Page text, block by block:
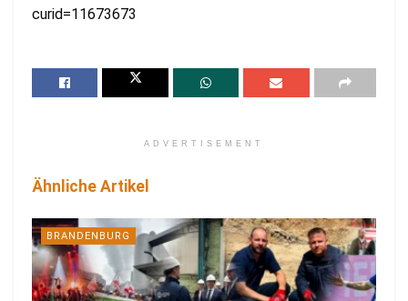
curid=11673673
ADVERTISEMENT
Ähnliche Artikel
BRANDENBURG